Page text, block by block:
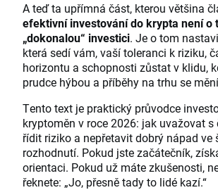
A teď ta upřímná část, kterou většina
efektivní investování do krypta není o
„dokonalou“ investici. Je o tom
která sedí vám, vaší toleranci k riziku,
horizontu a schopnosti zůstat v klidu,
prudce hýbou a příběhy na trhu se
Tento text je praktický průvodce
kryptoměn v roce 2026: jak uvažovat
řídit riziko a nepřetavit dobrý nápad ve
rozhodnutí. Pokud jste začátečník,
orientaci. Pokud už máte zkušenosti,
řeknete: „Jo, přesně tady to lidé kazí.“